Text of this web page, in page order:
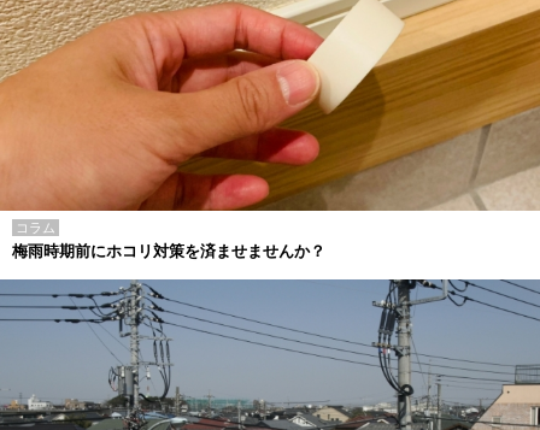
コラム
梅雨時期前にホコリ対策を済ませませんか？